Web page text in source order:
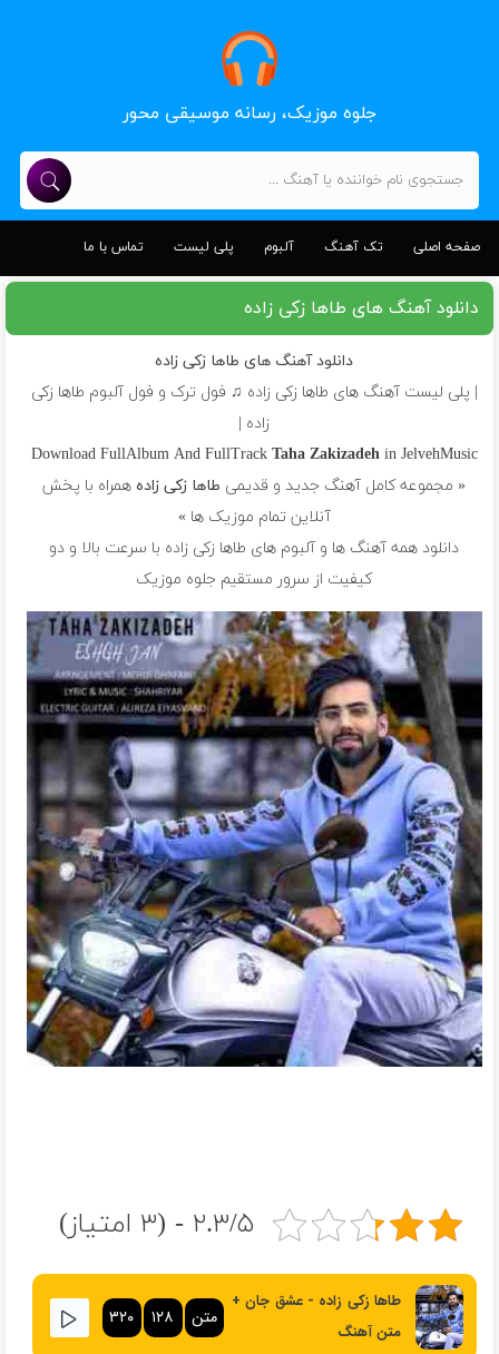
جلوه موزیک، رسانه موسیقی محور
صفحه اصلی تک آهنگ آلبوم پلی لیست تماس با ما
دانلود آهنگ های طاها زکی زاده
دانلود آهنگ های طاها زکی زاده
| پلی لیست آهنگ های طاها زکی زاده ♫ فول ترک و فول آلبوم طاها زکی
زاده |
Download FullAlbum And FullTrack Taha Zakizadeh in JelvehMusic
« مجموعه کامل آهنگ جدید و قدیمی طاها زکی زادههمراه با پخش
آنلاین تمام موزیک ها »
دانلود همه آهنگ ها و آلبوم های طاها زکی زاده با سرعت بالا و دو
کیفیت از سرور مستقیم جلوه موزیک
۲.۳/۵ - (۳ امتیاز)
طاها زکی زاده - عشق جان +
متن آهنگ
متن ۱۲۸ ۳۲۰